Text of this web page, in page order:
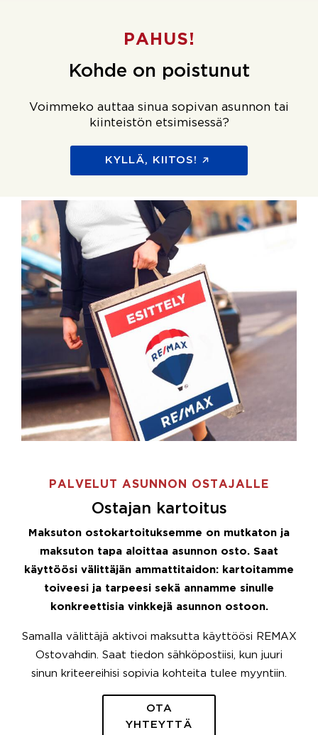
PAHUS!
Kohde on poistunut
Voimmeko auttaa sinua sopivan asunnon tai
kiinteistön etsimisessä?
KYLLÄ, KIITOS!
PALVELUT ASUNNON OSTAJALLE
Ostajan kartoitus
Maksuton ostokartoituksemme on mutkaton ja
maksuton tapa aloittaa asunnon osto. Saat
käyttöösi välittäjän ammattitaidon: kartoitamme
toiveesi ja tarpeesi sekä annamme sinulle
konkreettisia vinkkejä asunnon ostoon.
Samalla välittäjä aktivoi maksutta käyttöösi REMAX
Ostovahdin. Saat tiedon sähköpostiisi, kun juuri
sinun kriteereihisi sopivia kohteita tulee myyntiin.
OTA
YHTEYTTÄ